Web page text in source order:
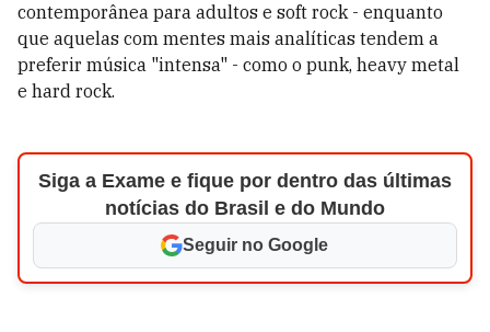
contemporânea para adultos e soft rock - enquanto
que aquelas com mentes mais analíticas tendem a
preferir música "intensa" - como o punk, heavy metal
e hard rock.
Siga a Exame e fique por dentro das últimas
notícias do Brasil e do Mundo
Seguir no Google